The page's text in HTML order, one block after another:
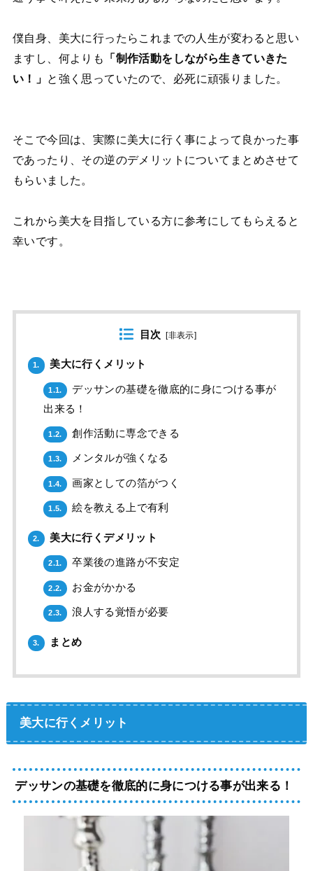
僕自身、美大に行ったらこれまでの人生が変わると思い
ますし、何よりも
「制作活動をしながら生きていきた
い！」 と強く思っていたので、必死に頑張りました。
そこで今回は、実際に美大に行く事によって良かった事
であったり、その逆のデメリットについてまとめさせて
もらいました。
これから美大を目指している方に参考にしてもらえると
幸いです。
目次 [非表示]
1. 美大に行くメリット
1.1.
デッサンの基礎を徹底的に身につける事が
出来る！
1.2. 創作活動に専念できる
1.3. メンタルが強くなる
1.4. 画家としての箔がつく
1.5. 絵を教える上で有利
2. 美大に行くデメリット
2.1. 卒業後の進路が不安定
2.2. お金がかかる
2.3. 浪人する覚悟が必要
3. まとめ
美大に行くメリット
デッサンの基礎を徹底的に身につける事が出来る！